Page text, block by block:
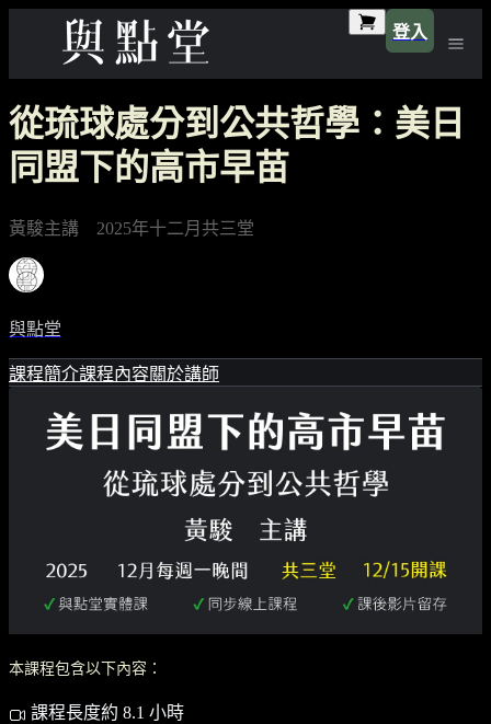
登入
從琉球處分到公共哲學：美日
同盟下的高市早苗
黃駿主講 2025年十二月共三堂
與點堂
課程簡介課程內容關於講師
本課程包含以下內容：
課程長度約 8.1 小時